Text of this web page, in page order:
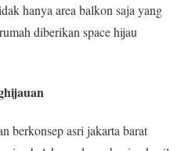
hanya area balkon saja yang
diberikan space hijau
berkonsep asri jakarta barat